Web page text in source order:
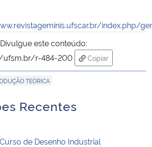
index.php/
Divulgue este conteúdo:
ufsm.br/r-484-200
Copiar
para área de
TEÓRICA
Recentes
de Desenho Industrial